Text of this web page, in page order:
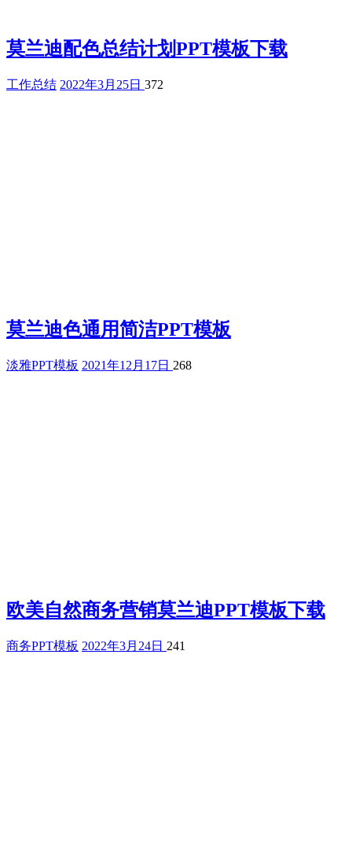
莫兰迪配色总结计划PPT模板下载
工作总结 2022年3月25日 372
莫兰迪色通用简洁PPT模板
淡雅PPT模板 2021年12月17日 268
欧美自然商务营销莫兰迪PPT模板下载
商务PPT模板 2022年3月24日 241